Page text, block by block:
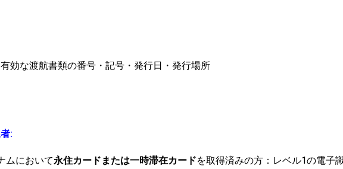
効な渡航書類の番号・記号・発行日・発行場所
:
ムにおいて永住カードまたは一時滞在カードを取得済みの方：レベル1の電子